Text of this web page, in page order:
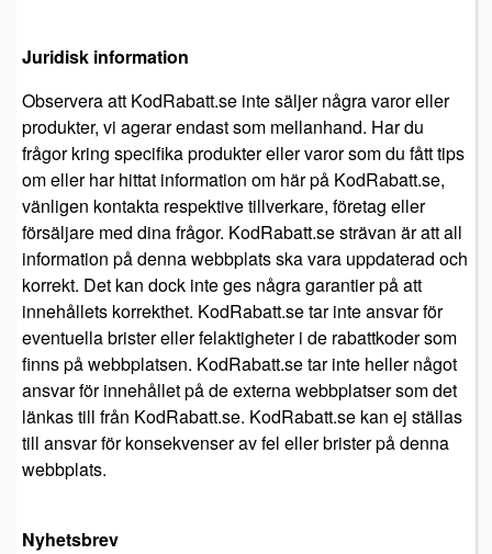
Juridisk information
Observera att KodRabatt.se inte säljer några varor eller
produkter, vi agerar endast som mellanhand. Har du
frågor kring specifika produkter eller varor som du fått tips
om eller har hittat information om här på KodRabatt.se,
vänligen kontakta respektive tillverkare, företag eller
försäljare med dina frågor. KodRabatt.se strävan är att all
information på denna webbplats ska vara uppdaterad och
korrekt. Det kan dock inte ges några garantier på att
innehållets korrekthet. KodRabatt.se tar inte ansvar för
eventuella brister eller felaktigheter i de rabattkoder som
finns på webbplatsen. KodRabatt.se tar inte heller något
ansvar för innehållet på de externa webbplatser som det
länkas till från KodRabatt.se. KodRabatt.se kan ej ställas
till ansvar för konsekvenser av fel eller brister på denna
webbplats.
Nyhetsbrev